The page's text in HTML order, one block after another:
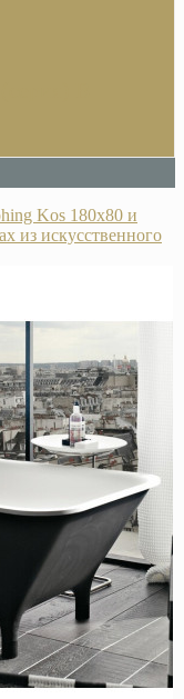
В
Kos 180х80 и
из искусственного